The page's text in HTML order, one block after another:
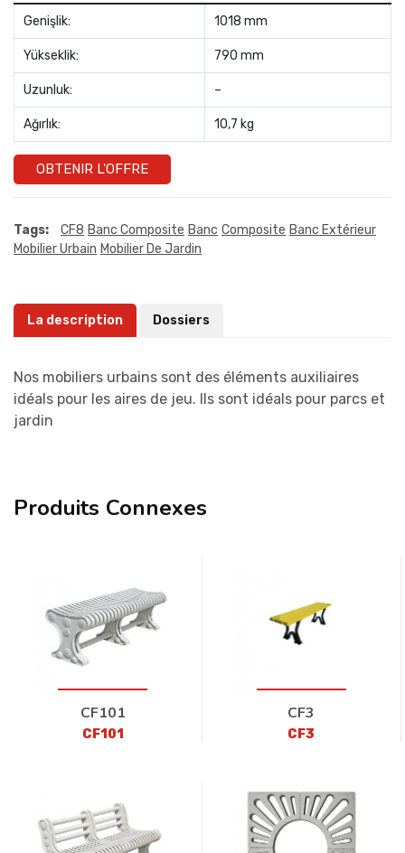
Genişlik: 1018 mm
Yükseklik: 790 mm
Uzunluk: –
Ağırlık: 10,7 kg
OBTENIR L'OFFRE
Tags: CF8 Banc Composite Banc Composite Banc Extérieur
Mobilier Urbain Mobilier De Jardin
La description Dossiers
Nos mobiliers urbains sont des éléments auxiliaires
idéals pour les aires de jeu. Ils sont idéals pour parcs et
jardin
Produits Connexes
CF101
CF101
CF3
CF3